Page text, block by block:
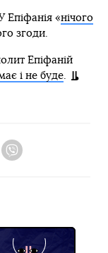
Епіфанія «нічого
згоди.
Епіфаній
і не буде.